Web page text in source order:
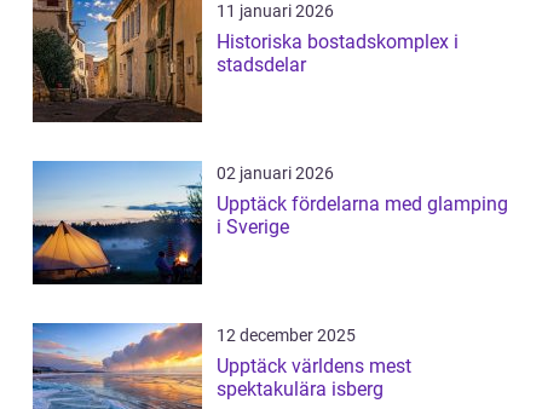
11 januari 2026
Historiska bostadskomplex i
stadsdelar
02 januari 2026
Upptäck fördelarna med glamping
i Sverige
12 december 2025
Upptäck världens mest
spektakulära isberg